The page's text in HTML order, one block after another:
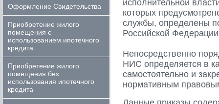
Оформление Свидетельства
Приобретение жилого
помещения с
использованием ипотечного
кредита
Приобретение жилого
помещения без
использования ипотечного
кредита
исполнительной
которых
службы, определены
Российской
Непосредственно
НИС определяется в
самостоятельно и
нормативным